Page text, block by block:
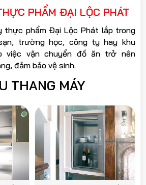
PHẨM ĐẠI LỘC PHÁT
thực phẩm Đại Lộc Phát lắp trong
trường học, công ty hay khu
việc vận chuyển đồ ăn trở nên
đảm bảo vệ sinh.
THANG MÁY